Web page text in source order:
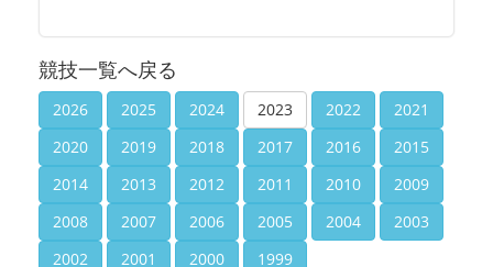
競技一覧へ戻る
2026 2025 2024 2023 2022
2021
2020
2019 2018 2017 2016
2015
2014
2013 2012 2011 2010
2009
2008
2007 2006 2005 2004
2003
2002
2001 2000 1999